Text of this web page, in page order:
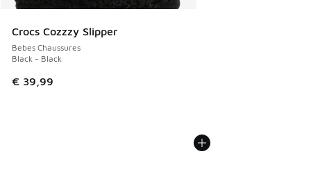
Crocs Cozzzy Slipper
Bebes Chaussures
Black - Black
€ 39,99